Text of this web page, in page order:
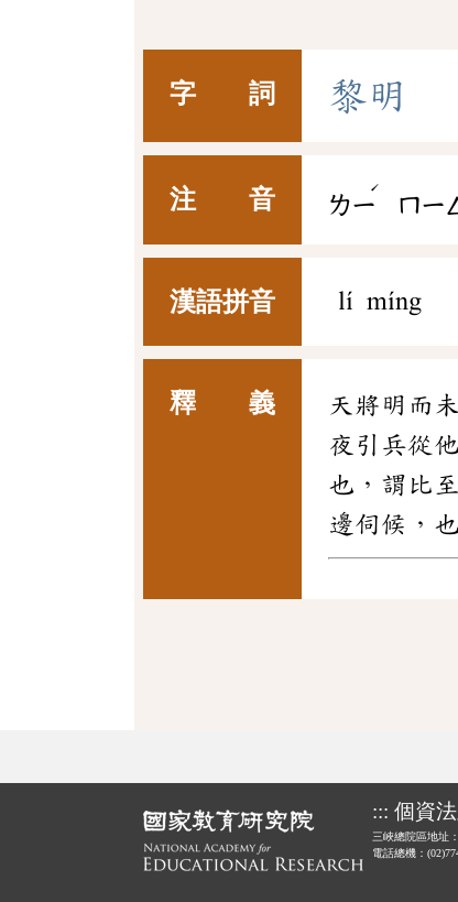
字 詞 黎明
注 音 ㄌㄧ
ˊ
ㄇㄧㄥ
漢語拼音 lí míng
釋 義
天將明而
夜引兵從
也，謂比
邊伺候，
::: 個資
三峽總院區地址
電話總機：